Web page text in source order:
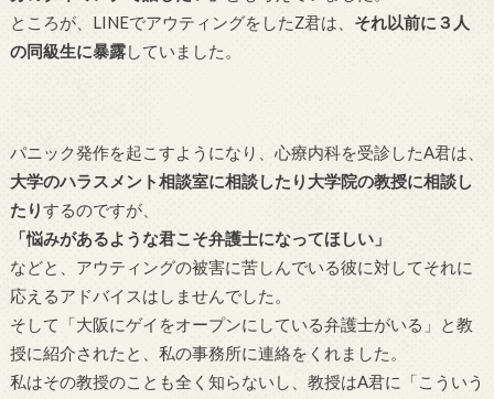
ところが、LINEでアウティングをしたZ君は、 それ以前に３人
の同級生に暴露していました。
パニック発作を起こすようになり、心療内科を受診したA君は、
大学のハラスメント相談室に相談したり大学院の教授に相談し
たりするのですが、
「悩みがあるような君こそ弁護士になってほしい」
などと、アウティングの被害に苦しんでいる彼に対してそれに
応えるアドバイスはしませんでした。
そして「大阪にゲイをオープンにしている弁護士がいる」と教
授に紹介されたと、私の事務所に連絡をくれました。
私はその教授のことも全く知らないし、教授はA君に「こういう